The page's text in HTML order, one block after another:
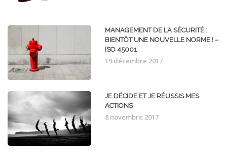
MANAGEMENT DE LA SÉCURITÉ :
BIENTÔT UNE NOUVELLE NORME ! –
ISO 45001
19 décembre 2017
JE DÉCIDE ET JE RÉUSSIS MES
ACTIONS
8 novembre 2017